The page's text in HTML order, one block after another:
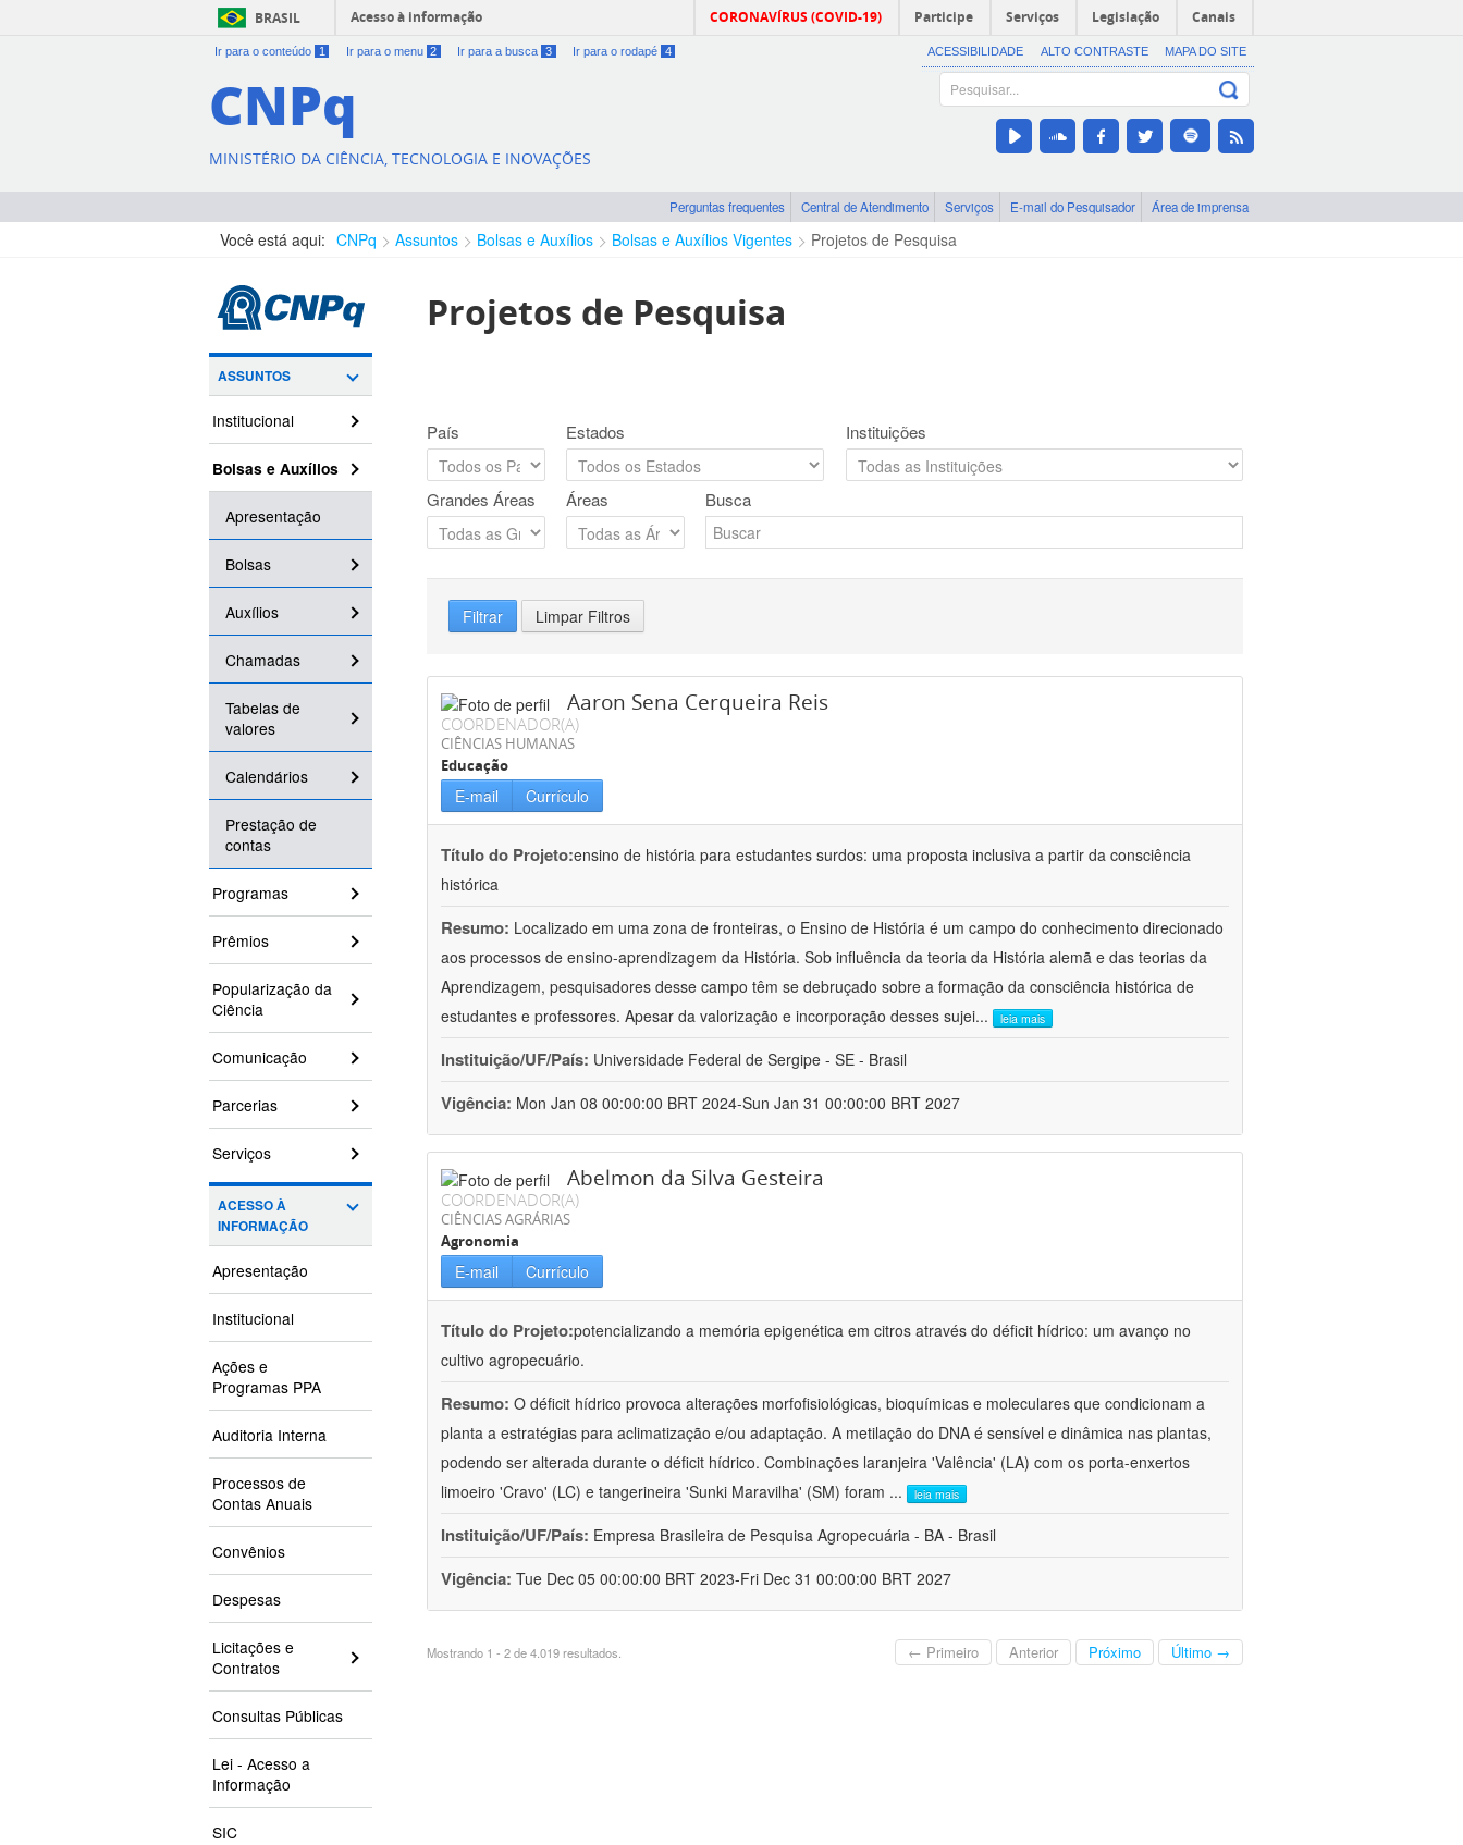
BRASIL Acesso à informação CORONAVÍRUS (COVID-19) Participe Serviços Legislação Canais
Ir para o conteúdo 1 Ir para o menu 2 Ir para a busca 3 Ir para o rodapé 4 ACESSIBILIDADE ALTO CONTRASTE MAPA DO SITE
CNPq
MINISTÉRIO DA CIÊNCIA, TECNOLOGIA E INOVAÇÕES
Perguntas frequentes Central de Atendimento Serviços E-mail do Pesquisador Área de imprensa
Você está aqui: CNPq Assuntos Bolsas e Auxílios Bolsas e Auxílios Vigentes Projetos de Pesquisa
ASSUNTOS
Institucional
Bolsas e Auxílios
Apresentação
Bolsas
Auxílios
Chamadas
Tabelas de
valores
Calendários
Prestação de
contas
Programas
Prêmios
Popularização da
Ciência
Comunicação
Parcerias
Serviços
ACESSO À
INFORMAÇÃO
Apresentação
Institucional
Ações e
Programas PPA
Auditoria Interna
Processos de
Contas Anuais
Convênios
Despesas
Licitações e
Contratos
Consultas Públicas
Lei - Acesso a
Informação
SIC
Projetos de Pesquisa
País Estados Instituições
Grandes Áreas Áreas Busca
Filtrar Limpar Filtros
Aaron Sena Cerqueira Reis
COORDENADOR(A)
CIÊNCIAS HUMANAS
Educação
E-mail Currículo
Título do Projeto:ensino de história para estudantes surdos: uma proposta inclusiva a partir da consciência
histórica
Resumo: Localizado em uma zona de fronteiras, o Ensino de História é um campo do conhecimento direcionado
aos processos de ensino-aprendizagem da História. Sob influência da teoria da História alemã e das teorias da
Aprendizagem, pesquisadores desse campo têm se debruçado sobre a formação da consciência histórica de
estudantes e professores. Apesar da valorização e incorporação desses sujei... leia mais
Instituição/UF/País: Universidade Federal de Sergipe - SE - Brasil
Vigência: Mon Jan 08 00:00:00 BRT 2024-Sun Jan 31 00:00:00 BRT 2027
Abelmon da Silva Gesteira
COORDENADOR(A)
CIÊNCIAS AGRÁRIAS
Agronomia
E-mail Currículo
Título do Projeto:potencializando a memória epigenética em citros através do déficit hídrico: um avanço no
cultivo agropecuário.
Resumo: O déficit hídrico provoca alterações morfofisiológicas, bioquímicas e moleculares que condicionam a
planta a estratégias para aclimatização e/ou adaptação. A metilação do DNA é sensível e dinâmica nas plantas,
podendo ser alterada durante o déficit hídrico. Combinações laranjeira 'Valência' (LA) com os porta-enxertos
limoeiro 'Cravo' (LC) e tangerineira 'Sunki Maravilha' (SM) foram ... leia mais
Instituição/UF/País: Empresa Brasileira de Pesquisa Agropecuária - BA - Brasil
Vigência: Tue Dec 05 00:00:00 BRT 2023-Fri Dec 31 00:00:00 BRT 2027
Mostrando 1 - 2 de 4.019 resultados. ← Primeiro Anterior Próximo Último →